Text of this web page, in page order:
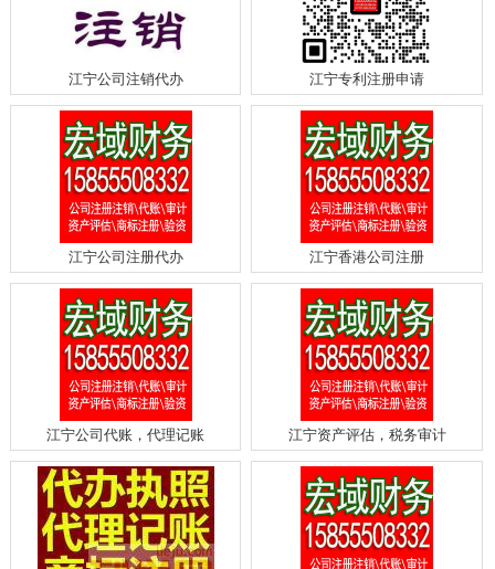
江宁公司注销代办 江宁专利注册申请
江宁公司注册代办 江宁香港公司注册
江宁公司代账，代理记账 江宁资产评估，税务审计